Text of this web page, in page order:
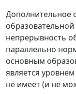
Дополнительное
непрерывность
параллельно
основным
является
не имеет (и не